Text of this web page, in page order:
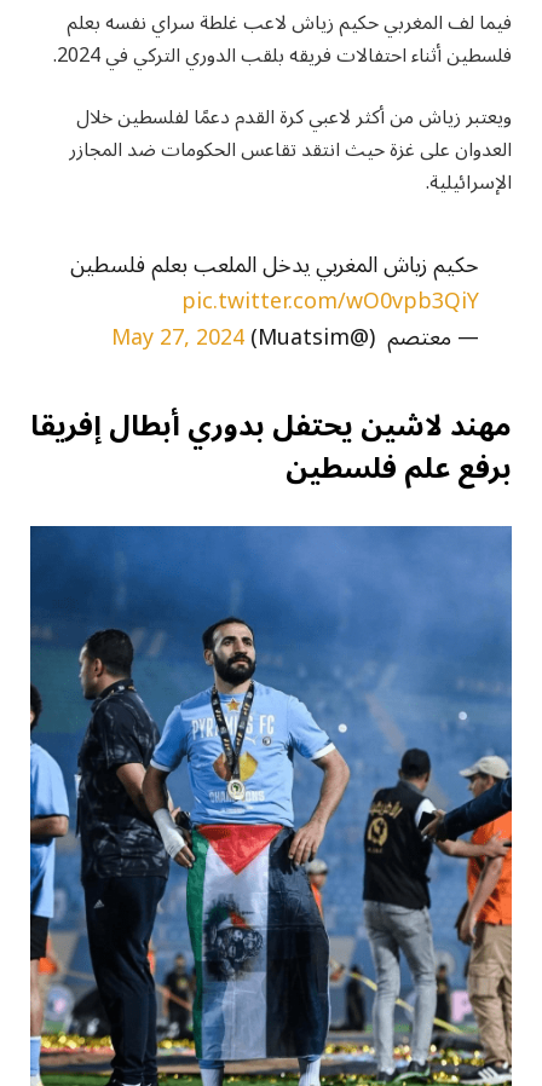
فيما لف المغربي حكيم زياش لاعب غلطة سراي نفسه بعلم
فلسطين أثناء احتفالات فريقه بلقب الدوري التركي في 2024.
ويعتبر زياش من أكثر لاعبي كرة القدم دعمًا لفلسطين خلال
العدوان على غزة حيث انتقد تقاعس الحكومات ضد المجازر
الإسرائيلية.
حكيم زياش المغربي يدخل الملعب بعلم فلسطين
pic.twitter.com/wO0vpb3QiY
— معتصم ️ (@Muatsim) May 27, 2024
مهند لاشين يحتفل بدوري أبطال إفريقا
برفع علم فلسطين